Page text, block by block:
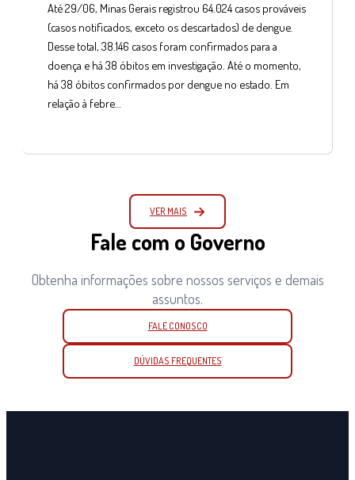
Até 29/06, Minas Gerais registrou 64.024 casos prováveis
(casos notificados, exceto os descartados) de dengue.
Desse total, 38.146 casos foram confirmados para a
doença e há 38 óbitos em investigação. Até o momento,
há 38 óbitos confirmados por dengue no estado. Em
relação à febre…
VER MAIS
Fale com o Governo
Obtenha informações sobre nossos serviços e demais
assuntos.
FALE CONOSCO
DÚVIDAS FREQUENTES